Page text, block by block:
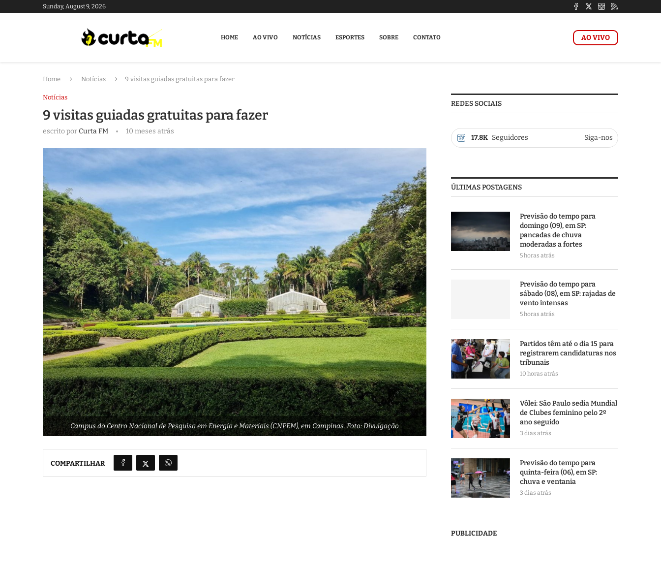
Sunday, August 9, 2026
HOME AO VIVO NOTÍCIAS ESPORTES SOBRE CONTATO AO VIVO
Home Notícias 9 visitas guiadas gratuitas para fazer
Notícias
9 visitas guiadas gratuitas para fazer
escrito porCurta FM 10 meses atrás
Campus do Centro Nacional de Pesquisa em Energia e Materiais (CNPEM), em Campinas. Foto: Divulgação
COMPARTILHAR
REDES SOCIAIS
17.8K Seguidores Siga-nos
ÚLTIMAS POSTAGENS
Previsão do tempo para
domingo (09), em SP:
pancadas de chuva
moderadas a fortes
5 horas atrás
Previsão do tempo para
sábado (08), em SP: rajadas de
vento intensas
5 horas atrás
Partidos têm até o dia 15 para
registrarem candidaturas nos
tribunais
10 horas atrás
Vôlei: São Paulo sedia Mundial
de Clubes feminino pelo 2º
ano seguido
3 dias atrás
Previsão do tempo para
quinta-feira (06), em SP:
chuva e ventania
3 dias atrás
PUBLICIDADE